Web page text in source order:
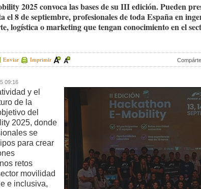
2025 convoca las bases de su III edición. Pueden
el 8 de septiembre, profesionales de toda España en
logística o marketing que tengan conocimiento en el
Enviar Imprimir
09:16
y el
de la
del
2025, donde
se
para crear
retos
movilidad
e inclusiva,